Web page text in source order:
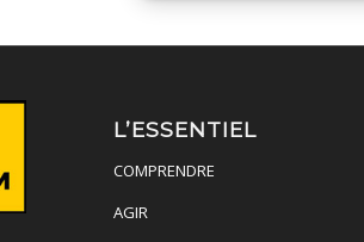
L’ESSENTIEL
COMPRENDRE
AGIR